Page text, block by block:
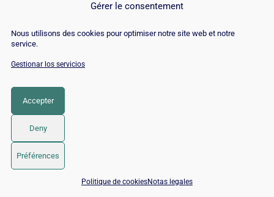
Gérer le consentement
Nous utilisons des cookies pour optimiser notre site web et notre
service.
Gestionar los servicios
Accepter
Deny
Préférences
Politique de cookiesNotas legales
En ambos casos:
evite introducir datos
confidenciales
comerciales, datos personales) sin consultar
¿Cuál es el más adecuado
para aprender una nueva
habilidad?
📅 Reservar 15 min con un experto SEO / GEO